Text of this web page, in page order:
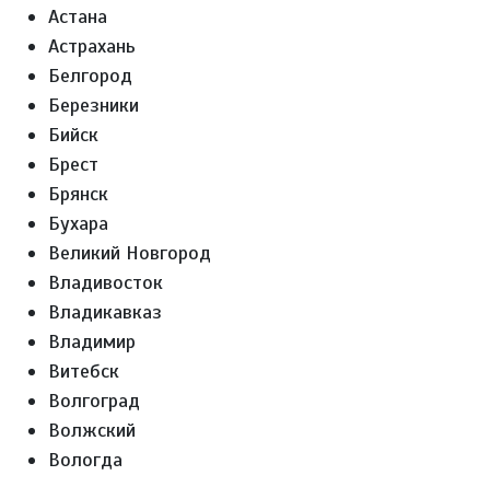
Астана
Астрахань
Белгород
Березники
Бийск
Брест
Брянск
Бухара
Великий Новгород
Владивосток
Владикавказ
Владимир
Витебск
Волгоград
Волжский
Вологда